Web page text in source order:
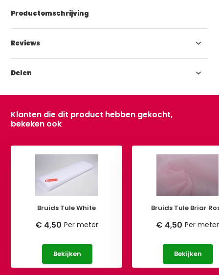
Productomschrijving
Reviews
Delen
Klanten die dit product hebben gekocht,
bekeken ook
Bruids Tule White
€ 4,50 Per meter
Bekijken
Bruids Tule Briar
€ 4,50 Per meter
Bekijken